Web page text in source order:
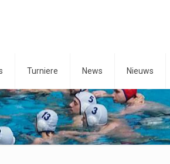
Turniere News Nieuws